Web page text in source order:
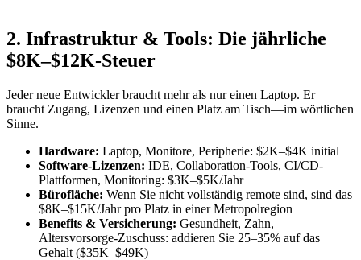
2. Infrastruktur & Tools: Die jährliche
$8K–$12K-Steuer
Jeder neue Entwickler braucht mehr als nur einen Laptop. Er
braucht Zugang, Lizenzen und einen Platz am Tisch—im wörtlichen
Sinne.
Hardware: Laptop, Monitore, Peripherie: $2K–$4K initial
Software-Lizenzen: IDE, Collaboration-Tools, CI/CD-
Plattformen, Monitoring: $3K–$5K/Jahr
Bürofläche: Wenn Sie nicht vollständig remote sind, sind das
$8K–$15K/Jahr pro Platz in einer Metropolregion
Benefits & Versicherung: Gesundheit, Zahn,
Altersvorsorge-Zuschuss: addieren Sie 25–35% auf das
Gehalt ($35K–$49K)